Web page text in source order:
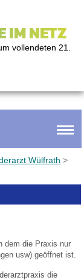
IM NETZ
vollendeten 21.
Wülfrath >
dem die Praxis nur
usw) geöffnet ist.
die